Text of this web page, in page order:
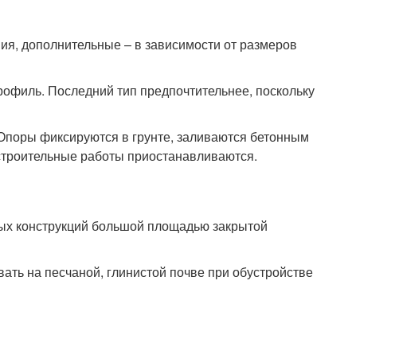
дополнительные – в зависимости от размеров
Последний тип предпочтительнее, поскольку
фиксируются в грунте, заливаются бетонным
работы приостанавливаются.
конструкций большой площадью закрытой
на песчаной, глинистой почве при обустройстве